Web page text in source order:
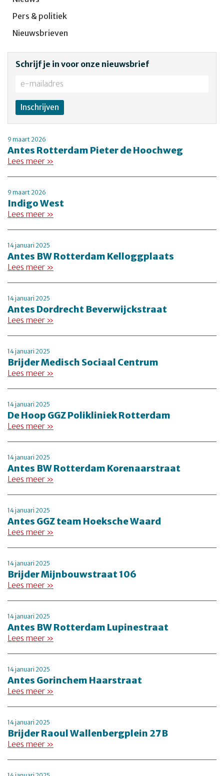
Pers & politiek
Nieuwsbrieven
Schrijf je in voor onze nieuwsbrief
9 maart 2026
Antes Rotterdam Pieter de Hoochweg
Lees meer »
9 maart 2026
Indigo West
Lees meer »
14 januari 2025
Antes BW Rotterdam Kelloggplaats
Lees meer »
14 januari 2025
Antes Dordrecht Beverwijckstraat
Lees meer »
14 januari 2025
Brijder Medisch Sociaal Centrum
Lees meer »
14 januari 2025
De Hoop GGZ Polikliniek Rotterdam
Lees meer »
14 januari 2025
Antes BW Rotterdam Korenaarstraat
Lees meer »
14 januari 2025
Antes GGZ team Hoeksche Waard
Lees meer »
14 januari 2025
Brijder Mijnbouwstraat 106
Lees meer »
14 januari 2025
Antes BW Rotterdam Lupinestraat
Lees meer »
14 januari 2025
Antes Gorinchem Haarstraat
Lees meer »
14 januari 2025
Brijder Raoul Wallenbergplein 27B
Lees meer »